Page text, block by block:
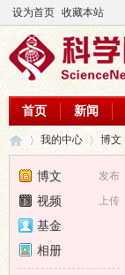
设为首页 收藏本站
首页 新闻
›
我的中心 博文
发布
博文
上传
视频
基金
相册